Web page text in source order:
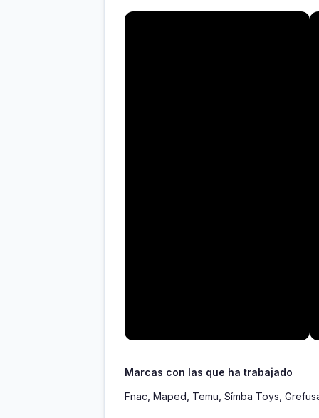
Marcas con las que ha trabajado
Fnac, Maped, Temu, Símba Toys,